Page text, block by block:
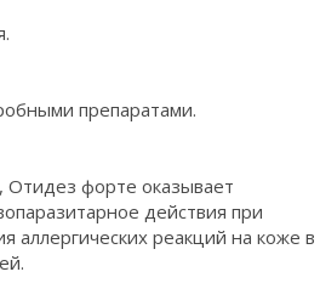
препаратами.
форте оказывает
действия при
аллергических реакций на коже в